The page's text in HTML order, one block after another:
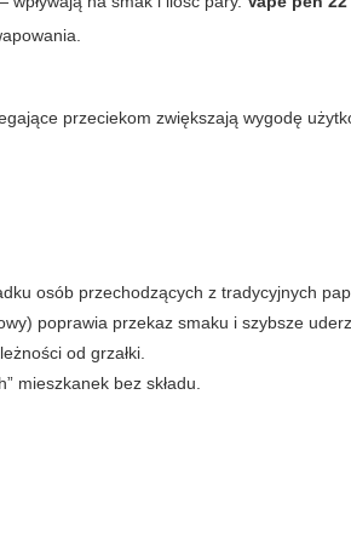
przeciekom zwiększają wygodę
osób przechodzących z tradycyjnych
poprawia przekaz smaku i szybsze
od grzałki.
mieszkanek bez składu.